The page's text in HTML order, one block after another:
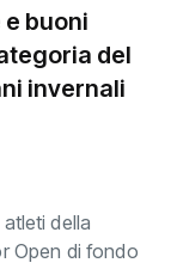
buoni
del
invernali